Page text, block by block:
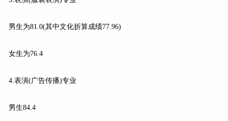
男生为81.0(其中文化折算成绩77.96)
女生为76.4
4.表演(广告传播)专业
男生84.4